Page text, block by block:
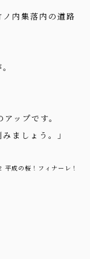
内集落内の道路
ップです。
ましょう。」
No,62 平成の桜！フィナーレ！